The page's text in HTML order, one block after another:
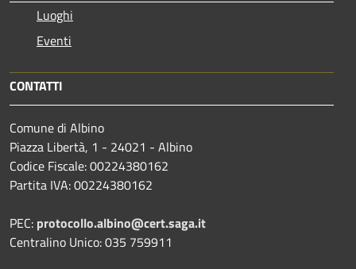
Luoghi
Eventi
CONTATTI
Comune di Albino
Piazza Libertà, 1 - 24021 - Albino
Codice Fiscale: 00224380162
Partita IVA: 00224380162
PEC: protocollo.albino@cert.saga.it
Centralino Unico: 035 759911